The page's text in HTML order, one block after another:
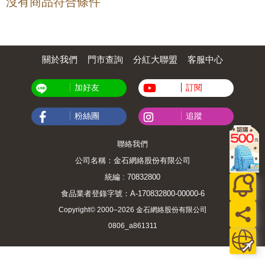
關於我們 門市查詢 分紅大聯盟 客服中心
加好友 訂閱
粉絲團 追蹤
聯絡我們
公司名稱：金石網絡股份有限公司
統編 : 70832800
食品業者登錄字號：A-170832800-00000-6
Copyright© 2000–2026 金石網絡股份有限公司
0806_a861311